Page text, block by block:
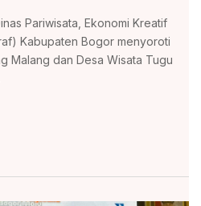
Pariwisata, Ekonomi Kreatif
Kabupaten Bogor menyoroti
Malang dan Desa Wisata Tugu